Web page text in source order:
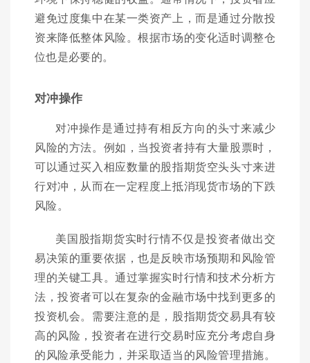
避免过度集中在某一类资产上，而是通过分散投
资来降低整体风险。根据市场的变化适时调整仓
位也是必要的。
对冲操作
对冲操作是通过持有相反方向的头寸来减少
风险的方法。例如，当投资者持有大量股票时，
可以通过买入相应数量的股指期货空头头寸来进
行对冲，从而在一定程度上抵消现货市场的下跌
风险。
美国股指期货实时行情不仅是投资者做出交
易决策的重要依据，也是反映市场预期和风险管
理的关键工具。通过掌握实时行情和技术分析方
法，投资者可以在复杂的金融市场中找到更多的
投资机会。需要注意的是，股指期货交易具有较
高的风险，投资者在进行交易时应充分考虑自身
的风险承受能力，并采取适当的风险管理措施。